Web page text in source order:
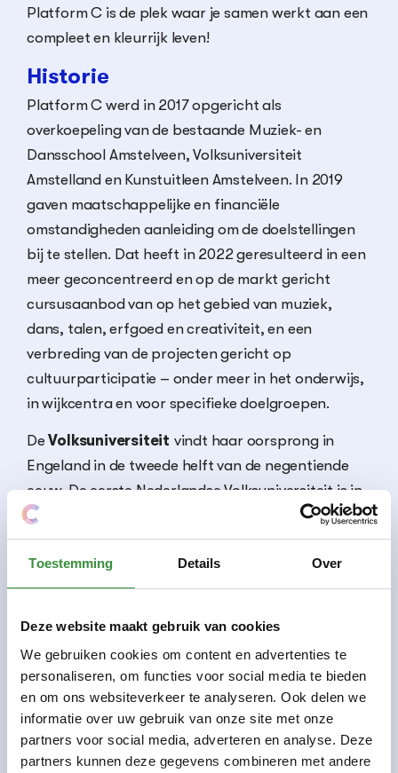
Toestemming Details Over
Deze website maakt gebruik van cookies
We gebruiken cookies om content en advertenties te
personaliseren, om functies voor social media te bieden
en om ons websiteverkeer te analyseren. Ook delen we
informatie over uw gebruik van onze site met onze
partners voor social media, adverteren en analyse. Deze
partners kunnen deze gegevens combineren met andere
Platform C is de plek waar je samen werkt aan een
compleet en kleurrijk leven!
Historie
Platform C werd in 2017 opgericht als
overkoepeling van de bestaande Muziek- en
Dansschool Amstelveen, Volksuniversiteit
Amstelland en Kunstuitleen Amstelveen. In 2019
gaven maatschappelijke en financiële
omstandigheden aanleiding om de doelstellingen
bij te stellen. Dat heeft in 2022 geresulteerd in een
meer geconcentreerd en op de markt gericht
cursusaanbod van op het gebied van muziek,
dans, talen, erfgoed en creativiteit, en een
verbreding van de projecten gericht op
cultuurparticipatie – onder meer in het onderwijs,
in wijkcentra en voor specifieke doelgroepen.
DeVolksuniversiteit vindt haar oorsprong in
Engeland in de tweede helft van de negentiende
eeuw. De eerste Nederlandse Volksuniversiteit is in
1913 in Amsterdam opgericht door prof. dr. S.R.
Steinmetz en stelde zich tot doel bij te dragen aan
de ontwikkeling van de totale persoonlijkheid van
de inwoners van Nederland, ongeacht hun
Zijn drie uitgangspunten (neutraliteit,
toegankelijkheid en breed aanbod) zijn nog altijd
de pijlers waarop de volksuniversiteiten hun
activiteiten ontplooien en deze sluiten perfect aan
bij de missie van Platform C.